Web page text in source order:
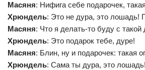
Масяня: Нифига себе подарочек,
Хрюндель: Это не дура, это лошадь!
Масяня: Что я делать-то буду с такой
Хрюндель: Это подарок тебе, дуре!
Масяня: Блин, ну и подарочек: такая
Хрюндель: Сама ты дура, это лошадь!